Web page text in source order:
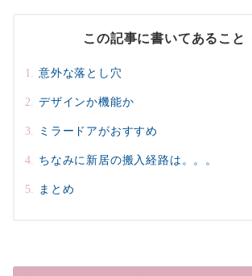
この記事に書いてあること
意外な落とし穴
デザインか機能か
ミラードアがおすすめ
ちなみに新居の搬入経路は。。。
まとめ